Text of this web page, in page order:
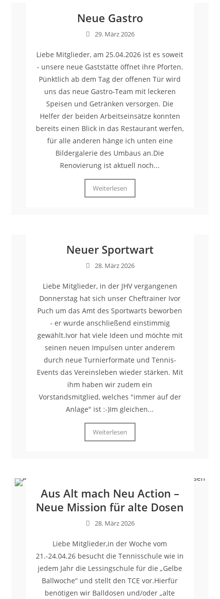
Neue Gastro
29. März 2026
Liebe Mitglieder, am 25.04.2026 ist es soweit
- unsere neue Gaststätte öffnet ihre Pforten.
Pünktlich ab dem Tag der offenen Tür wird
uns das neue Gastro-Team mit leckeren
Speisen und Getränken versorgen. Die
Helfer der beiden Arbeitseinsätze konnten
bereits einen Blick in das Restaurant werfen,
für alle anderen hänge ich unten eine
Bildergalerie des Umbaus an.Die
Renovierung ist aktuell noch...
Weiterlesen
Neuer Sportwart
28. März 2026
Liebe Mitglieder, in der JHV vergangenen
Donnerstag hat sich unser Cheftrainer Ivor
Puch um das Amt des Sportwarts beworben
- er wurde anschließend einstimmig
gewählt.Ivor hat viele Ideen und möchte mit
seinen neuen Impulsen unter anderem
durch neue Turnierformate und Tennis-
Events das Vereinsleben wieder stärken. Mit
ihm haben wir zudem ein
Vorstandsmitglied, welches "immer auf der
Anlage" ist :-)Im gleichen...
Weiterlesen
Aus Alt mach Neu Action –
Neue Mission für alte Dosen
28. März 2026
Liebe Mitglieder,in der Woche vom
21.-24.04.26 besucht die Tennisschule wie in
jedem Jahr die Lessingschule für die „Gelbe
Ballwoche“ und stellt den TCE vor.Hierfür
benötigen wir Balldosen und/oder „alte